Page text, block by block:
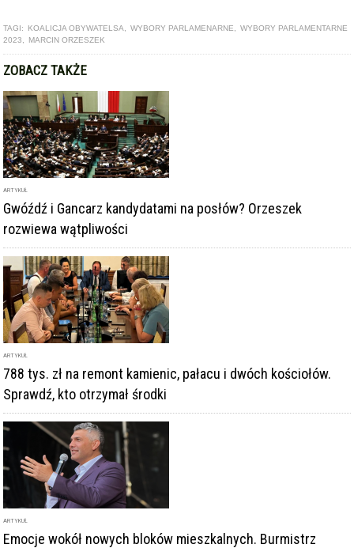
TAGI: KOALICJA OBYWATELSA WYBORY PARLAMENARNE
WYBORY PARLAMENTARNE
2023
MARCIN ORZESZEK
ZOBACZ TAKŻE
ARTYKUŁ
Gwóźdź i Gancarz kandydatami na posłów? Orzeszek
rozwiewa wątpliwości
ARTYKUŁ
788 tys. zł na remont kamienic, pałacu i dwóch kościołów.
Sprawdź, kto otrzymał środki
ARTYKUŁ
Emocje wokół nowych bloków mieszkalnych. Burmistrz